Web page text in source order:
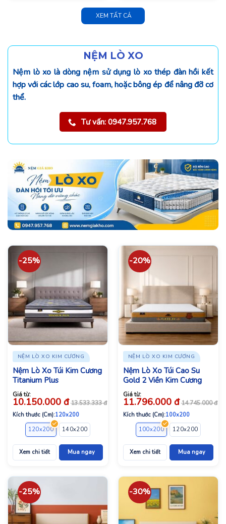
XEM TẤT CẢ
NỆM LÒ XO
Nệm lò xo là dòng nệm sử dụng lò xo thép đàn hồi kết
hợp với các lớp cao su, foam, hoặc bông ép để nâng đỡ cơ
thể.
Tư vấn: 0947.957.768
-25%
NỆM LÒ XO KIM CƯƠNG
Nệm Lò Xo Túi Kim Cương
Titanium Plus
Giá từ:
10.150.000 đ 13.533.333đ
Kích thước (Cm):120x200
120x200
140x200 180x200 200x200
Xem chi tiết Mua ngay
-20%
NỆM LÒ XO KIM CƯƠNG
Nệm Lò Xo Túi Cao Su
Gold 2 Viền Kim Cương
Giá từ:
11.796.000 đ 14.745.000đ
Kích thước (Cm):100x200
100x200
120x200
Xem chi tiết Mua ngay
-25% -30%